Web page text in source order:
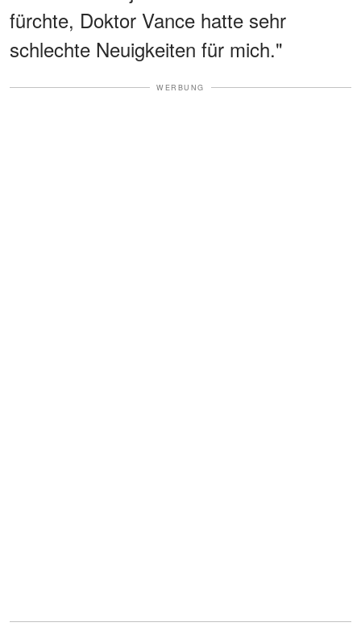
fürchte, Doktor Vance hatte sehr
schlechte Neuigkeiten für mich."
WERBUNG